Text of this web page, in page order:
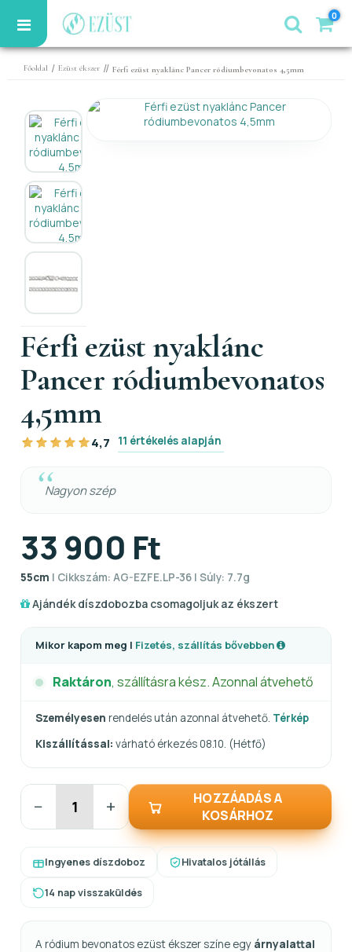
0
Főoldal / Ezüst ékszer // Férfi ezüst nyaklánc Pancer ródiumbevonatos 4,5mm
Férfi ezüst nyaklánc
Pancer ródiumbevonatos
4,5mm
4,7 11 értékelés alapján
Nagyon szép
33 900 Ft
55cm | Cikkszám: AG-EZFE.LP-36 | Súly: 7.7g
Ajándék díszdobozba csomagoljuk az ékszert
Mikor kapom meg | Fizetés, szállítás bővebben
Raktáron, szállításra kész. Azonnal átvehető
Személyesen rendelés után azonnal átvehető. Térkép
Kiszállítással: várható érkezés 08.10. (Hétfő)
− +
HOZZÁADÁS A
KOSÁRHOZ
Ingyenes díszdoboz Hivatalos jótállás
14 nap visszaküldés
A ródium bevonatos ezüst ékszer színe egy árnyalattal